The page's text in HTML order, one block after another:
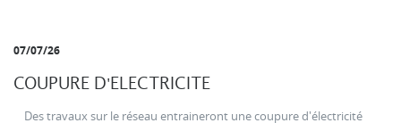
07/07/26
COUPURE D'ELECTRICITE
Des travaux sur le réseau entraineront une coupure d'électricité